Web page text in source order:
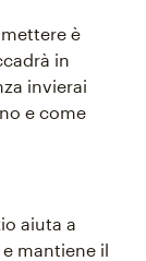
è
in
invierai
e come
aiuta a
mantiene il